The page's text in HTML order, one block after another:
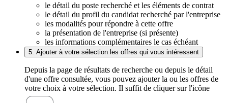
le détail du poste recherché et les éléments de contrat
le détail du profil du candidat recherché par l'entreprise
les modalités pour répondre à cette offre
la présentation de l'entreprise (si présente)
les informations complémentaires le cas échéant
5. Ajouter à votre sélection les offres qui vous intéressent
Depuis la page de résultats de recherche ou depuis le détail
d'une offre consultée, vous pouvez ajouter la ou les offres de
votre choix à votre sélection. Il suffit de cliquer sur l'icône